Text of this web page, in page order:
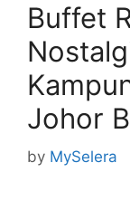
Buffet
Johor
by MySelera